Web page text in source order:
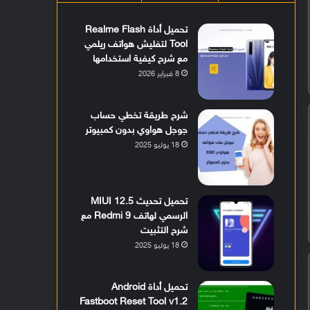
تحميل أداة Realme Flash
Tool لتفليش هواتف ريلمي
مع شرح كيفية استخدامها
8 فبراير 2026
شرح طريقة تخطي حساب
جوجل هواوي بدون كمبيوتر
18 يوليو 2025
تحميل تحديث MIUI 12.5
الرسمي لهاتف Redmi 9 مع
شرح التثبيت
18 يوليو 2025
تحميل أداة Android
Fastboot Reset Tool v1.2